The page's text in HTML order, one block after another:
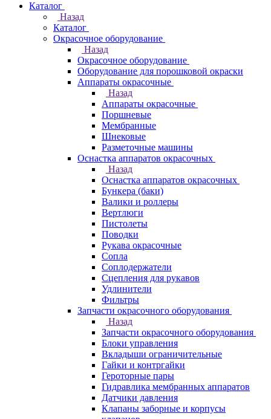
Каталог
Назад
Каталог
Окрасочное оборудование
Назад
Окрасочное оборудование
Оборудование для порошковой окраски
Аппараты окрасочные
Назад
Аппараты окрасочные
Поршневые
Мембранные
Шнековые
Разметочные машины
Оснастка аппаратов окрасочных
Назад
Оснастка аппаратов окрасочных
Бункера (баки)
Валики и роллеры
Вертлюги
Пистолеты
Поводки
Рукава окрасочные
Сопла
Соплодержатели
Сцепления для рукавов
Удлинители
Фильтры
Запчасти окрасочного оборудования
Назад
Запчасти окрасочного оборудования
Блоки управления
Вкладыши ограничительные
Гайки и контргайки
Героторные пары
Гидравлика мембранных аппаратов
Датчики давления
Клапаны заборные и корпусы